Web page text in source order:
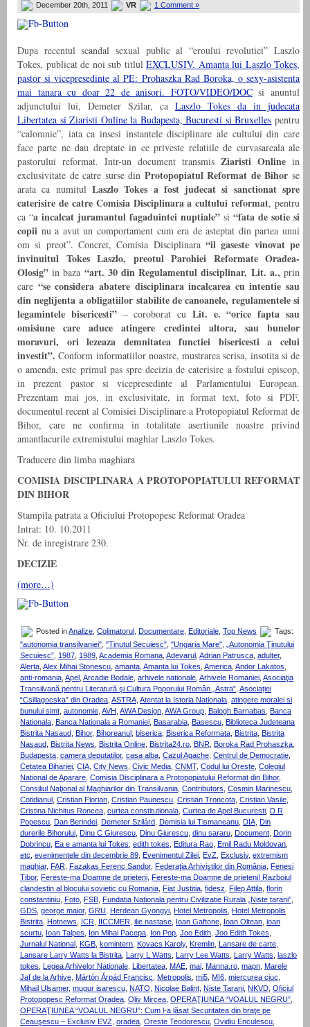
December 20th, 2011 VR 1 Comment »
Dupa recentul scandal sexual public al “eroului revolutiei” Laszlo
Tokes, publicat de noi sub titlul EXCLUSIV. Amanta lui Laszlo Tokes,
pastor si vicepresedinte al PE: Prohaszka Rad Boroka, o sexy-asistenta
mai tanara cu doar 22 de anisori. FOTO/VIDEO/DOCsi anuntul
adjunctului lui, Demeter Szilar, ca Laszlo Tokes da in judecata
Libertatea si Ziaristi Online la Budapesta, Bucuresti si Bruxelles pentru
“calomnie”, iata ca insesi instantele disciplinare ale cultului din care
face parte ne dau dreptate in ce priveste relatiile de curvasareala ale
pastorului reformat. Intr-un document transmis Ziaristi Online in
exclusivitate de catre surse din Protopopiatul Reformat de Bihor se
arata ca numitul Laszlo Tokes a fost judecat si sanctionat spre
caterisire de catre Comisia Disciplinara a cultului reformat, pentru
ca “a incalcat juramantul fagaduintei nuptiale” si “fata de sotie si
copii nu a avut un comportament cum era de asteptat din partea unui
om si preot”. Concret, Comisia Disciplinara “il gaseste vinovat pe
invinuitul Tokes Laszlo, preotul Parohiei Reformate Oradea-
Olosig”in baza “art. 30 din Regulamentul disciplinar, Lit. a.,prin
care “se considera abatere disciplinara incalcarea cu intentie sau
din neglijenta a obligatiilor stabilite de canoanele, regulamentele si
legamintele bisericesti”– coroborat cu Lit. e. “orice fapta sau
omisiune care aduce atingere credintei altora, sau bunelor
moravuri, ori lezeaza demnitatea functiei bisericesti a celui
investit”.Conform informatiilor noastre, mustrarea scrisa, insotita si de
o amenda, este primul pas spre decizia de caterisire a fostului episcop,
in prezent pastor si vicepresedinte al Parlamentului European.
Prezentam mai jos, in exclusivitate, in format text, foto si PDF,
documentul recent al Comisiei Disciplinare a Protopopiatul Reformat de
Bihor, care ne confirma in totalitate asertiunile noastre privind
amantlacurile extremistului maghiar Laszlo Tokes.
Traducere din limba maghiara
COMISIA DISCIPLINARA A PROTOPOPIATULUI REFORMAT
DIN BIHOR
Stampila patrata a Oficiului Protopopesc Reformat Oradea
Intrat: 10. 10.2011
Nr. de inregistrare 230.
DECIZIE
(more…)
Posted inAnalize Colimatorul Documentare Editoriale Top News
Tags:
"autonomia transilvaniei", "Tinutul Secuiesc", "Ungaria Mare", „Autonomia Ţinutului
Secuiesc”, 1987, 1989, Academia Romana, Adevarul , Adrian Patrusca, adulter,
Alerta, Alex Mihai Stonescu, amanta, Amanta lui Tokes, America, Andor Lakatos,
anti-romania, Apel , Arcadie Bodale, arhivele nationale, Arhivele Romaniei, Asociaţia
Transilvană pentru Literatură şi Cultura Poporului Român „Astra”, Asociației
“Csillagocska” din Oradea, ASTRA, Atentat la Istoria Nationala, atingere moralei si
bunului simt, autonomie, AVH , AWA Design, AWA Group, Balogh Barnabas, Banca
Nationala, Banca Nationala a Romaniei, Basarabia, Basescu, Biblioteca Judeteana
Bistrita Nasaud, Bihor, Bihoreanul , biserica, Biserica Reformata, Bistrita, Bistrita
Nasaud, Bistrita News, Bistrita Online, Bistrita24.ro, BNR, Boroka Rad Prohaszka,
Budapesta, camera deputatilor, casa alba, Cazul Agache, Centrul de Democratie,
Cetatea Bihariei, CIA, City News, Civic Media, CNMT, Codul lui Oreste, Colegiul
National de Aparare, Comisia Disciplinara a Protopopiatului Reformat din Bihor,
Consiliul Naţional al Maghiarilor din Transilvania, Contributors, Cosmin Marinescu,
Cotidianul , Cristian Florian, Cristian Paunescu, Cristian Troncota, Cristian Vasile,
Cristina Nichitus Roncea, curtea constitutionala, Curtea de Apel Bucuresti, D R
Popescu, Dan Berindei, Demeter Szilárd, Demisia lui Tismaneanu, DIA, Din
durerile Bihorului, Dinu C Giurescu, Dinu Giurescu, dinu sararu, Document, Dorin
Dobrincu, Ea e amanta lui Tokes, edith tokes, Editura Rao, Emil Radu Moldovan,
etc, evenimentele din decembrie 89, Evenimentul Zilei, EvZ, Exclusiv, extremism
maghiar, FAR, Fazakas Ferenc Sandor, Federaţia Arhiviştilor din România, Fenesi
Tibor, Fereste-ma Doamne de prieteni, Fereste-ma Doamne de prieteni! Razboiul
clandestin al blocului sovietic cu Romania, Fiat Justitia, fidesz, Filep Attila, florin
constantiniu, Foto, FSB, Fundatia Nationala pentru Civilizatie Rurala „Niste tarani’’,
GDS, george maior, GRU, Herdean Gyongyi, Hotel Metropolis, Hotel Metropolis
Bistrita, Hotnews, ICR, IICCMER, ilie nastase, Ioan Gaftone, Ioan Oltean, ioan
scurtu, Ioan Talpes, Ion Mihai Pacepa, Ion Pop, Joo Edith, Joo Edith Tokes,
Jurnalul National , KGB, komintern, Kovacs Karoly, Kremlin, Lansare de carte,
Lansare Larry Watts la Bistrita, Larry L Watts, Larry Lee Watts, Larry Watts, laszlo
tokes, Legea Arhivelor Nationale, Libertatea, MAE, mai, Manna.ro, mapn, Marele
Jaf de la Arhive, Mártón Árpád Francisc, Metropolis, mi5, MI6, miercurea ciuc,
Mihail Ulsamer, mugur isarescu, NATO, Nicolae Balint, Niste Tarani, NKVD, Oficiul
Protopopesc Reformat Oradea, Oliv Mircea, OPERAŢIUNEA “VOALUL NEGRU”,
OPERAŢIUNEA “VOALUL NEGRU”: Cum l-a lăsat Securitatea din braţe pe
Ceauşescu – Exclusiv EVZ, oradea, Oreste Teodorescu, Ovidiu Enculescu,